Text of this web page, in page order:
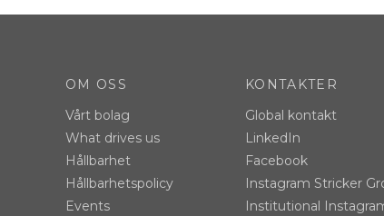
OM OSS
Vårt bolag
What drives us
Hållbarhet
Hållbarhetspolicy
Events
KONTAKTER
Global kontakt
LinkedIn
Facebook
Instagram Stricker
Institutional